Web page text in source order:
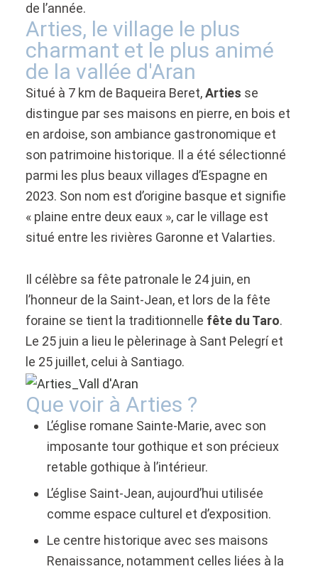
de l’année.
Arties, le village le plus
charmant et le plus animé
de la vallée d'Aran
Situé à 7 km de Baqueira Beret,Arties se
distingue par ses maisons en pierre, en bois et
en ardoise, son ambiance gastronomique et
son patrimoine historique. Il a été sélectionné
parmi les plus beaux villages d’Espagne en
2023. Son nom est d’origine basque et signifie
« plaine entre deux eaux », car le village est
situé entre les rivières Garonne et Valarties.
Il célèbre sa fête patronale le 24 juin, en
l’honneur de la Saint-Jean, et lors de la fête
foraine se tient la traditionnelle fête du Taro.
Le 25 juin a lieu le pèlerinage à Sant Pelegrí et
le 25 juillet, celui à Santiago.
Que voir à Arties ?
L’église romane Sainte-Marie, avec son
imposante tour gothique et son précieux
retable gothique à l’intérieur.
L’église Saint-Jean, aujourd’hui utilisée
comme espace culturel et d’exposition.
Le centre historique avec ses maisons
Renaissance, notamment celles liées à la